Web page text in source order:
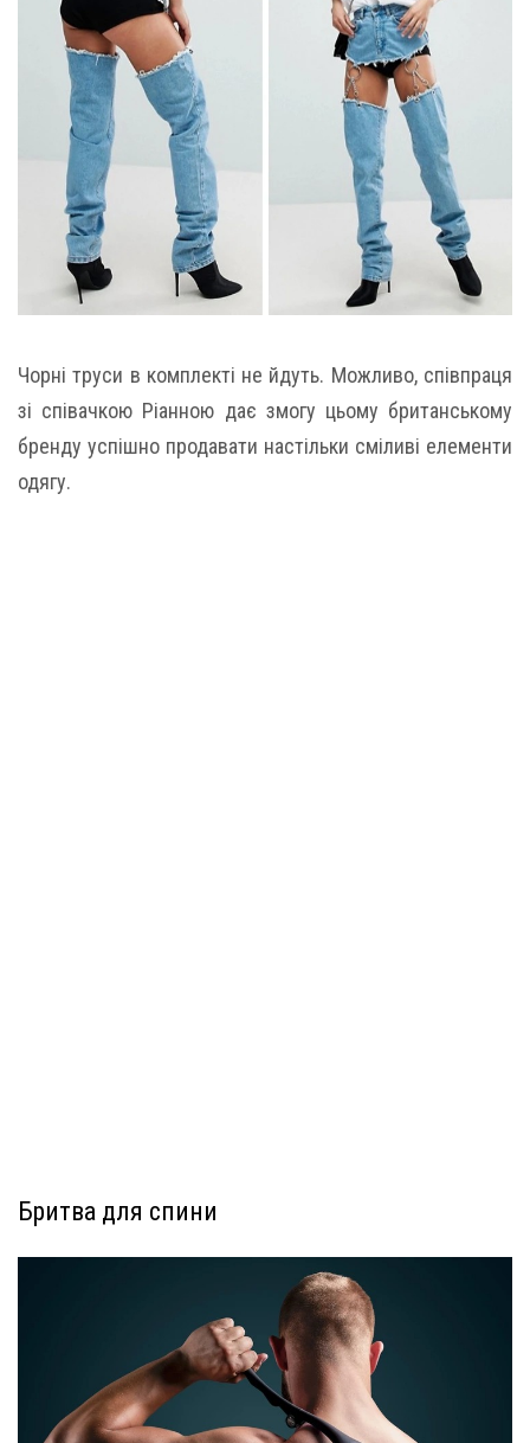
Чорні труси в комплекті не йдуть. Можливо, співпраця
зі співачкою Ріанною дає змогу цьому британському
бренду успішно продавати настільки сміливі елементи
одягу.
Бритва для спини